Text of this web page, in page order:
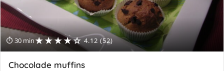
⏱ 30 min★★★★☆ 4.12 (52)
Chocolade muffins